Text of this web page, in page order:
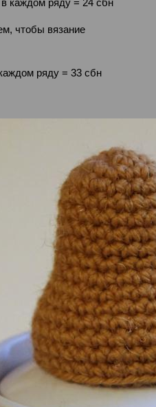
каждом ряду = 24 сбн
чтобы вязание
ряду = 33 сбн